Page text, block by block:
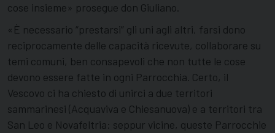
cose insieme» prosegue don Giuliano.
«È necessario “prestarsi” gli uni agli altri, farsi dono
reciprocamente delle capacità ricevute, collaborare su
temi comuni, ben consapevoli che non tutte le cose
devono essere fatte in ogni Parrocchia. Certo, il
Vescovo ci ha chiesto di unirci a due territori
sammarinesi (Acquaviva e Chiesanuova) e a territori tra
San Leo e Novafeltria: seppur vicine, queste Parrocchie